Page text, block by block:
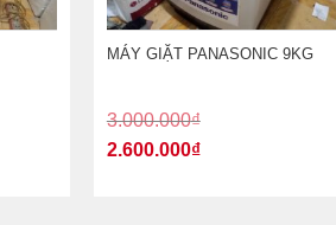
MÁY GIẶT PANASONIC 9KG
3.000.000₫
2.600.000₫